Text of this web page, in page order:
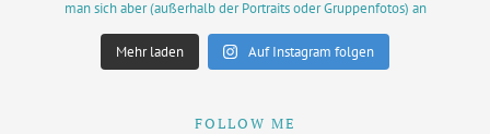
Mehr laden Auf Instagram folgen
FOLLOW ME